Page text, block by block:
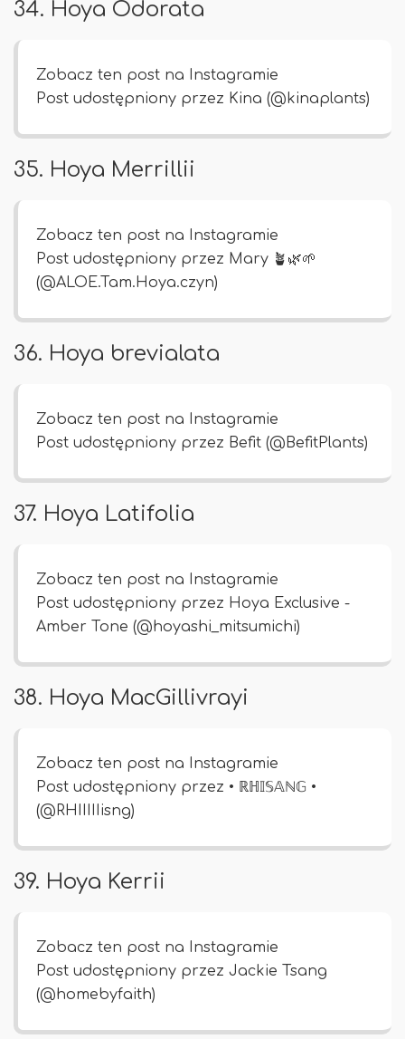
34. Hoya Odorata
Zobacz ten post na Instagramie
Post udostępniony przez Kina (@kinaplants)
35. Hoya Merrillii
Zobacz ten post na Instagramie
Post udostępniony przez Mary 🪴🌿🌱
(@ALOE.Tam.Hoya.czyn)
36. Hoya brevialata
Zobacz ten post na Instagramie
Post udostępniony przez Befit (@BefitPlants)
37. Hoya Latifolia
Zobacz ten post na Instagramie
Post udostępniony przez Hoya Exclusive -
Amber Tone (@hoyashi_mitsumichi)
38. Hoya MacGillivrayi
Zobacz ten post na Instagramie
Post udostępniony przez • ℝℍ𝕀𝕊𝔸ℕ𝔾 •
(@RHIIIIIisng)
39. Hoya Kerrii
Zobacz ten post na Instagramie
Post udostępniony przez Jackie Tsang
(@homebyfaith)